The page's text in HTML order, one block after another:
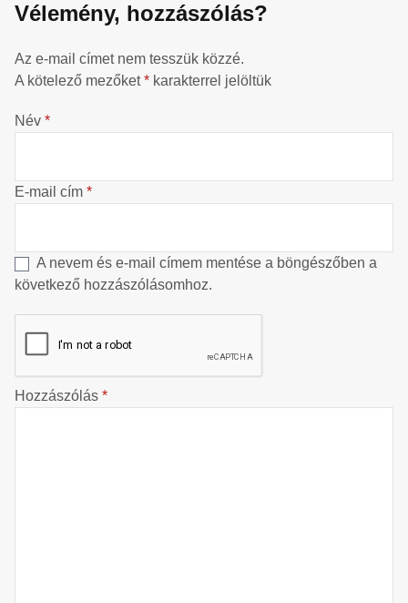
Vélemény, hozzászólás?
Az e-mail címet nem tesszük közzé.
A kötelező mezőket* karakterrel jelöltük
Név *
E-mail cím *
A nevem és e-mail címem mentése a böngészőben a
következő hozzászólásomhoz.
Hozzászólás *